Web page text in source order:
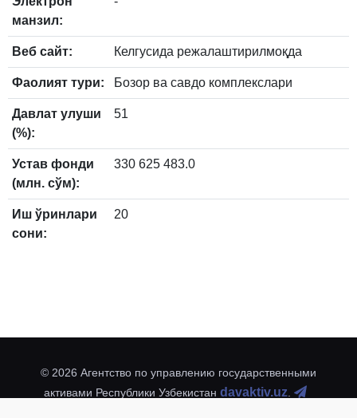
манзил:
Веб сайт: Келгусида режалаштирилмоқда
Фаолият тури: Бозор ва савдо комплекслари
Давлат улуши
(%):
51
Устав фонди
(млн. сўм):
330 625 483.0
Иш ўринлари
сони:
20
© 2026 Агентство по управлению государственными
активами Республики Узбекистан davaktiv.uz